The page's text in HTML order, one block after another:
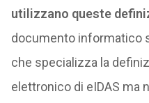
utilizzano queste
documento informatico
che specializza la
elettronico di eIDAS ma